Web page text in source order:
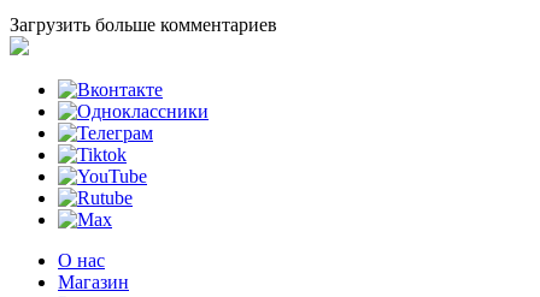
Загрузить больше комментариев
О нас
Магазин